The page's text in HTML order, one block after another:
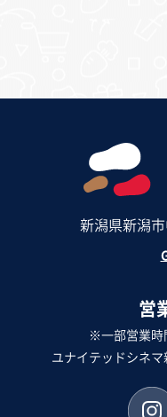
新潟県新潟
営
※一部営業時
ユナイテッドシネマ